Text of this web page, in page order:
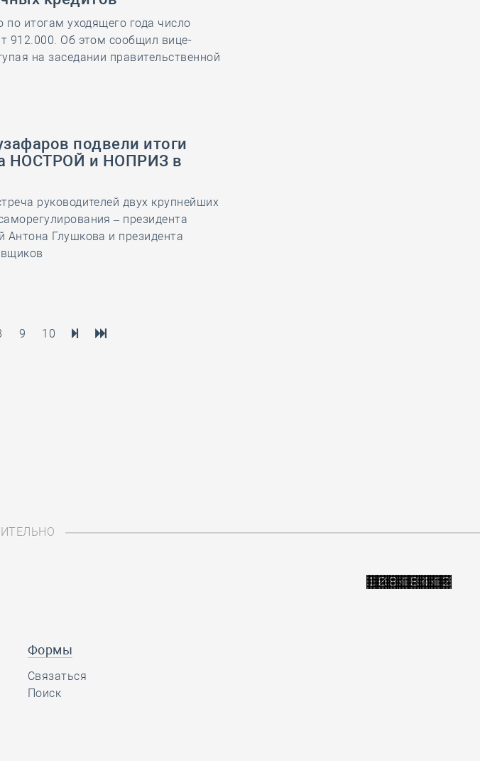
по итогам уходящего года число
912.000. Об этом сообщил вице-
на заседании правительственной
подвели итоги
НОСТРОЙ и НОПРИЗ в
руководителей двух крупнейших
– президента
Антона Глушкова и президента
9 10
Формы
Связаться
Поиск